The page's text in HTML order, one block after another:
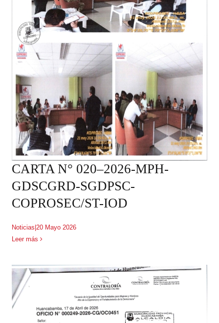
CARTA N° 020–2026-MPH-
GDSCGRD-SGDPSC-
COPROSEC/ST-IOD
Noticias |20 Mayo 2026
Leer más